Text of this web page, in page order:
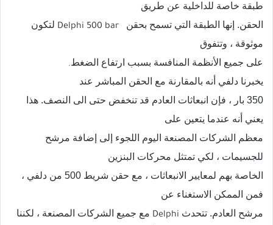
طبقة خاصة للداخلية عن طريق
الحقن. إنها الطبقة التي تسمح بحقن
Delphi 500 bar لتكون
موثوقة ، وتتفوق
على جميع الأنظمة المنافسة بسبب ارتفاع الضغط.
يخبرنا دلفي أنه بالمقارنة مع الحقن المباشر عند
350 بار ، فإن انبعاثات العادم قد تنخفض حتى الى النصف. هذا
يعني أنه عندما يتعين على
معظم الشركات المصنعة اليوم اللجوء إلى إضافة مرشح
للجسيمات ، لكي تمتثل محركات البنزين
الخاصة بهم لمعايير الانبعاثات ، مع حقن شريط 500 من دلفي ،
فمن الممكن الاستغناء عن
مرشح العادم. تتحدث Delphi مع جميع الشركات المصنعة ، لكننا